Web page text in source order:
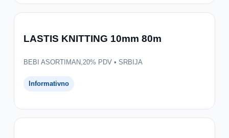
LASTIS KNITTING 10mm 80m
BEBI ASORTIMAN,20% PDV • SRBIJA
Informativno